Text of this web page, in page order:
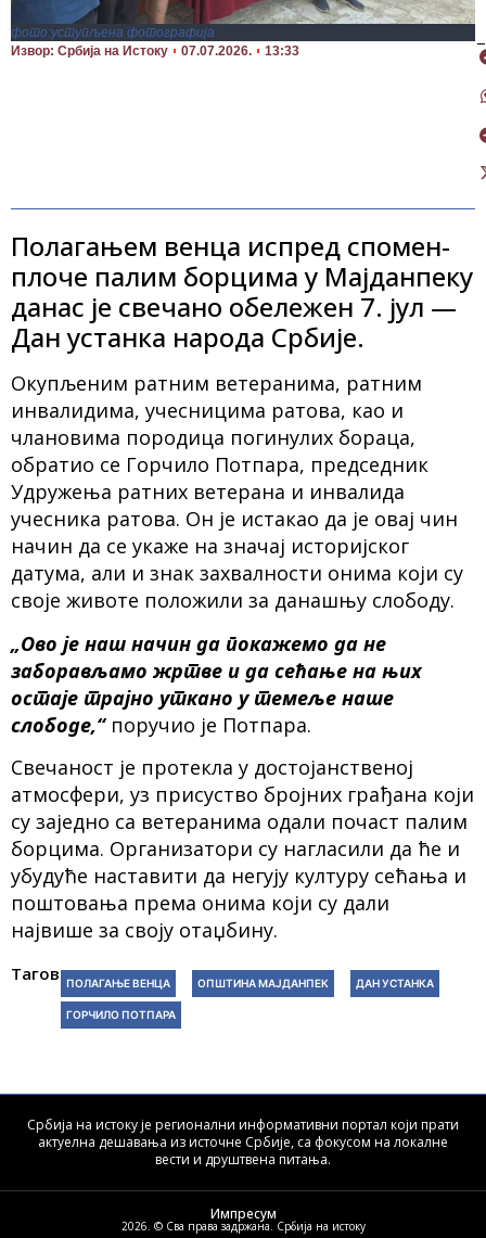
фото:уступљена фотографија
Извор: Србија на Истоку
07.07.2026. 13:33
Полагањем венца испред спомен-
плоче палим борцима у Мајданпеку
данас је свечано обележен 7. јул —
Дан устанка народа Србије.
Окупљеним ратним ветеранима, ратним
инвалидима, учесницима ратова, као и
члановима породица погинулих бораца,
обратио се Горчило Потпара, председник
Удружења ратних ветерана и инвалида
учесника ратова. Он је истакао да је овај чин
начин да се укаже на значај историјског
датума, али и знак захвалности онима који су
своје животе положили за данашњу слободу.
„Ово је наш начин да покажемо да не
заборављамо жртве и да сећање на њих
остаје трајно уткaно у темеље наше
слободе,“поручио је Потпара.
Свечаност је протекла у достојанственој
атмосфери, уз присуство бројних грађана који
су заједно са ветеранима одали почаст палим
борцима. Организатори су нагласили да ће и
убудуће наставити да негују културу сећања и
поштовања према онима који су дали
највише за своју отаџбину.
Тагови:ПОЛАГАЊЕ ВЕНЦА ОПШТИНА МАЈДАНПЕК ДАН УСТАНКА
ГОРЧИЛО ПОТПАРА
Србија на истоку је регионални информативни портал који прати
актуелна дешавања из источне Србије, са фокусом на локалне
вести и друштвена питања.
2026. © Сва права задржана. Србија на истоку
Импресум